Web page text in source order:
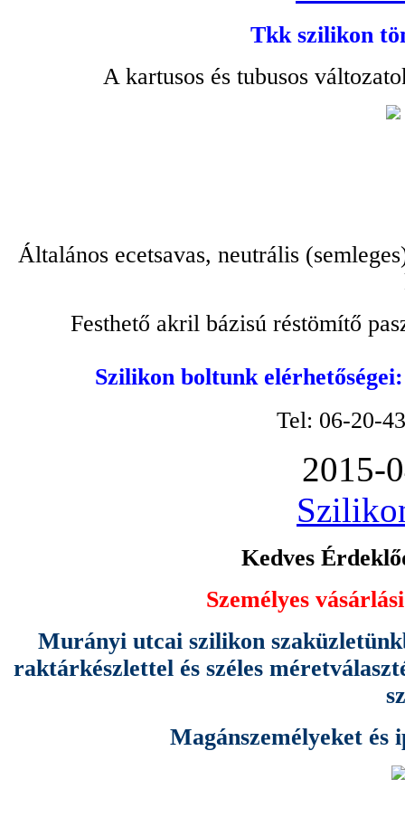
Tkk szilikon
A kartusos és tubusos
Általános ecetsavas, neutrális
Festhető akril bázisú réstömítő
Szilikon boltunk
Tel: 06-20-
2015-
Kedves
Személyes
Murányi utcai szilikon
raktárkészlettel és széles
Magánszemélyeket és